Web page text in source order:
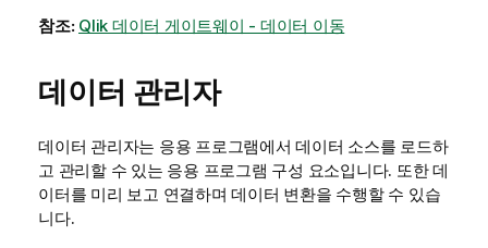
참조: Qlik 데이터 게이트웨이 - 데이터 이동
데이터 관리자
데이터 관리자는 응용 프로그램에서 데이터 소스를 로드하
고 관리할 수 있는 응용 프로그램 구성 요소입니다. 또한 데
이터를 미리 보고 연결하며 데이터 변환을 수행할 수 있습
니다.